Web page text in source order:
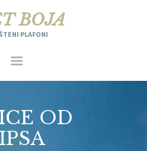
BOJA
PLAFONI
OD
PLAFONI